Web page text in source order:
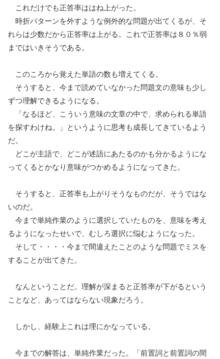
これだけでも正答率ははね上がった。
時折パターンを外すような例外的な問題が出てくるが、そ
れらは少数だから正答率は上がる。これで正答率は８０％弱
まではいきそうである。
このころから覚えた単語の数も増えてくる。
そうすると、今まで読めていなかった問題文の意味も少し
ずつ理解できるようになる。
「なるほど、こういう意味の文章の中で、求められる単語
を探すわけね。」というように思考も成長してきているよう
だ。
どこが主語で、どこが述語にあたるのかも分かるようにな
ってくるとかなり意味がつかめるようになってきた。
そうすると、正答率も上がりそうなものだが、そうではな
いのだ。
今まで単純作業のように選択していたものを、意味を考え
るようになったせいで、むしろ選択に悩むようになった。
そして・・・・今まで間違えたことのような問題でミスを
することが出てきた。
なんということだ。理解が深まると正答率が下がるという
ことなど、あってはならない現象だろう。
しかし、経験上これは理にかなっている。
今までの解答は、単純作業だった。「前置詞と前置詞の間